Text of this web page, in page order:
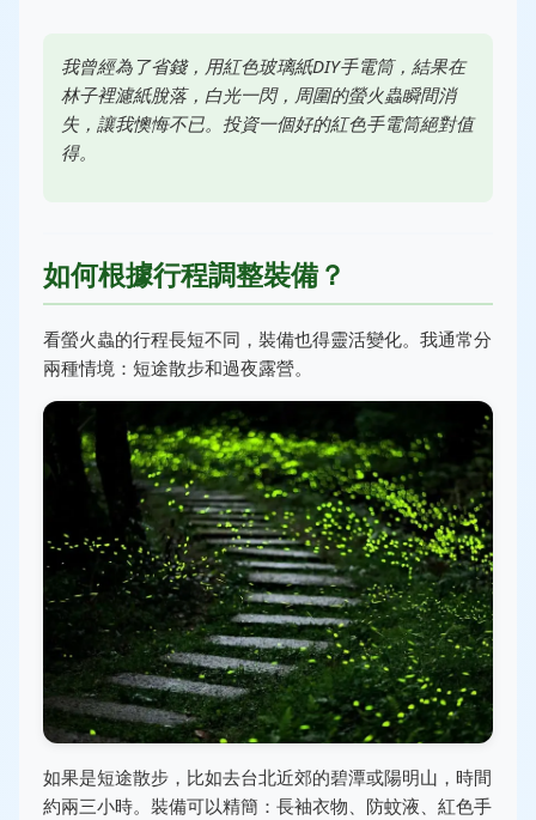
我曾經為了省錢，用紅色玻璃紙DIY手電筒，結果在
林子裡濾紙脫落，白光一閃，周圍的螢火蟲瞬間消
失，讓我懊悔不已。投資一個好的紅色手電筒絕對值
得。
如何根據行程調整裝備？
看螢火蟲的行程長短不同，裝備也得靈活變化。我通常分
兩種情境：短途散步和過夜露營。
如果是短途散步，比如去台北近郊的碧潭或陽明山，時間
約兩三小時。裝備可以精簡：長袖衣物、防蚊液、紅色手